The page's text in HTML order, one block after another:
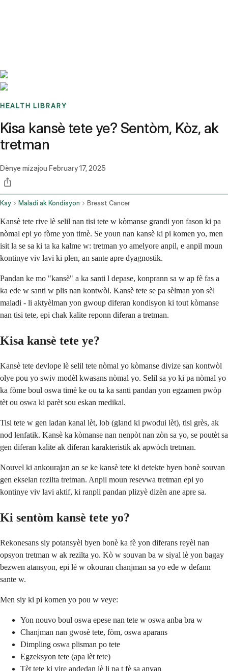
HEALTH LIBRARY
Kisa kansè tete ye? Sentòm, Kòz, ak
tretman
Dènye mizajou February 17, 2025
Kay Maladi ak Kondisyon Breast Cancer
Kansè tete rive lè selil nan tisi tete w kòmanse grandi yon fason ki pa
nòmal epi yo fòme yon timè. Se youn nan kansè ki pi komen yo, men
isit la se sa ki ta ka kalme w: tretman yo amelyore anpil, e anpil moun
kontinye viv lavi ki plen, an sante apre dyagnostik.
Pandan ke mo "kansè" a ka santi l depase, konprann sa w ap fè fas a
ka ede w santi w plis nan kontwòl. Kansè tete se pa sèlman yon sèl
maladi - li aktyèlman yon gwoup diferan kondisyon ki tout kòmanse
nan tisi tete, epi chak kalite reponn diferan a tretman.
Kisa kansè tete ye?
Kansè tete devlope lè selil tete nòmal yo kòmanse divize san kontwòl
olye pou yo swiv modèl kwasans nòmal yo. Selil sa yo ki pa nòmal yo
ka fòme boul oswa timè ke ou ta ka santi pandan yon egzamen pwòp
tèt ou oswa ki parèt sou eskan medikal.
Tisi tete w gen ladan kanal lèt, lob (gland ki pwodui lèt), tisi grès, ak
nod lenfatik. Kansè ka kòmanse nan nenpòt nan zòn sa yo, se poutèt sa
gen diferan kalite ak diferan karakteristik ak apwòch tretman.
Nouvel ki ankourajan an se ke kansè tete ki detekte byen bonè souvan
gen ekselan rezilta tretman. Anpil moun resevwa tretman epi yo
kontinye viv lavi aktif, ki ranpli pandan plizyè dizèn ane apre sa.
Ki sentòm kansè tete yo?
Rekonesans siy potansyèl byen bonè ka fè yon diferans reyèl nan
opsyon tretman w ak rezilta yo. Kò w souvan ba w siyal lè yon bagay
bezwen atansyon, epi lè w okouran chanjman sa yo ede w defann
sante w.
Men siy ki pi komen yo pou w veye:
Yon nouvo boul oswa epese nan tete w oswa anba bra w
Chanjman nan gwosè tete, fòm, oswa aparans
Dimpling oswa plisman po tete
Egzeksyon tete (apa lèt tete)
Tèt tete ki vire andedan lè li pa t fè sa anvan